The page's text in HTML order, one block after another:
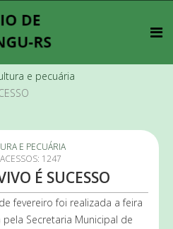
e pecuária
E PECUÁRIA
ACESSOS: 1247
É SUCESSO
fevereiro foi realizada a feira
Secretaria Municipal de